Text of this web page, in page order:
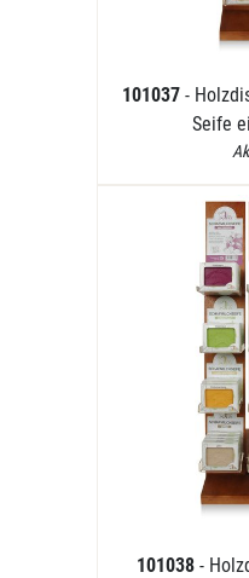
101037 -
Seife
101038 -